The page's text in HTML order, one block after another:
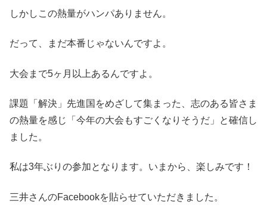
しかしこの熱量がハンパありません。
だって、まだ本番じゃないんですよ。
大会まで5ヶ月以上あるんですよ。
課題「解決」先進国をめざして集まった、志のある皆さま
の熱量を感じ「今年の大会もすごくなりそうだ」と確信し
ました。
私は3年ぶりの参加となります。いまから、楽しみです！
三井さんのFacebookを貼らせていただきました。